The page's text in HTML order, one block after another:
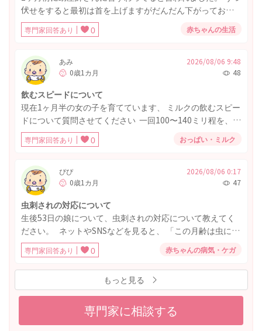
かったり、基本はママのお世話に安心感を抱いてくれてい
たと思います。 しかし、下の子が産まれ、パパが1年間育
休を取得してくれたため、 上の子のお世話をこの3ヵ月間は
後追いしたり、私の寝かしつけやお風呂を拒否したりする
ようになりました。 (元々私にはあまり後追いしませんでし
た。) それでも、日中はママに抱っこを求めてくれたり、一
緒に遊んだり、嫌われている感じではなかったので、 下の
子のお世話に集中できてラッキーくらいに思っていまし
た。 下の子が夜通し寝るようになってきたので、数日前か
ら家族みんなで寝るようになったのですが、 上の子の寝か
しつけ後、パパが下の子の寝る前のミルクを担当してくれ
したため、側にいた私があやそうとしたのですが、手を振
り払われ、近付いても逃げられ、 心配して様子を見に来て
くれたパパに一目散に寄って行き、抱っこですぐに泣き止
み再入眠した姿を見て、かなりショックを受けました。 下
の子が産まれてからの3ヵ月間、パパが全面的にお世話を担
当してくれていたので、仕方ないとは思いつつ、 ママがし
ていたお世話をパパが担当することには抵抗がなかったの
に、ママがまたお世話しようとすると拒否されてしまうの
は、何故なのでしょう。 パパとの方が上手く愛着形成がで
きていて、もう私の入る隙はないのでしょうか。 少しずつ
私が上の子のお世話をする時間をまた増やしていきたいと
は思っていますが、完全にパパっ子になった今、拒否され
ながらも頑張ってお世話することに意味があるのかもう分
伏せをすると最初は首を上げますがだんだん下がっておで
こを床につける体勢になります。 首が座っていてもうつ伏
せでしっかりあげれるようになるのは時間かかるのでしょ
専門家回答あり 0 赤ちゃんの生活
あみ
0歳1カ月
2026/08/06 9:48
48
飲むスピードについて
現在1ヶ月半の女の子を育てています、 ミルクの飲むスピー
ドについて質問させてください 一回100〜140ミリ程を、ピ
ジョンの母乳実感乳首Sサイズであげてるのですが夜間や寝
ているとき、起きている際も 飲み干すのに30〜60分程かか
するのが良いのでしょうか‥ Sサイズ乳首でさえ、口から
たらーっと漏れている際もあります。 また、飲む力が弱
い？病気なども隠れているのでしょうか？ 現在体重4770ほ
どです！
専門家回答あり 0 おっぱい・ミルク
ぴぴ
0歳1カ月
2026/08/06 0:17
47
虫刺されの対応について
生後53日の娘について、虫刺されの対応について教えてく
ださい。 ネットやSNSなどを見ると、 「この月齢は虫に刺
されたら念のため病院を受診した方がいい」という意見
と、 「基本的には様子見で大丈夫」という意見の両方があ
り、実際はどのように判断すればよいのか知りたいです。
・虫に刺された場合は基本的に受診した方がよいのでしょ
うか。それとも様子見でよいことが多いのでしょうか。 ・
様子見でよい場合、どのような症状があれば受診すべきで
すか。（赤みや腫れの広がり、熱感、発熱など具体的な目
専門家回答あり 0 赤ちゃんの病気・ケガ
もっと見る
専門家に相談する